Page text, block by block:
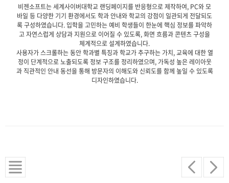
비젠소프트는 세계사이버대학교 랜딩페이지를 반응형으로 제작하여, PC와 모
바일 등 다양한 기기 환경에서도 학과 안내와 학교의 강점이 일관되게 전달되도
록 구성하였습니다. 입학을 고민하는 예비 학생들이 한눈에 핵심 정보를 파악하
고 자연스럽게 상담과 지원으로 이어질 수 있도록, 화면 흐름과 콘텐츠 구성을
체계적으로 설계하였습니다.
사용자가 스크롤하는 동안 학과별 특징과 학교가 추구하는 가치, 교육에 대한 열
정이 단계적으로 노출되도록 정보 구조를 정리하였으며, 가독성 높은 레이아웃
과 직관적인 안내 동선을 통해 방문자의 이해도와 신뢰도를 함께 높일 수 있도록
디자인하였습니다.